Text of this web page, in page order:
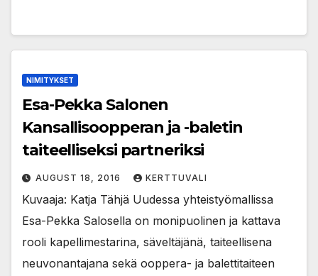
NIMITYKSET
Esa-Pekka Salonen
Kansallisoopperan ja -baletin
taiteelliseksi partneriksi
AUGUST 18, 2016 KERTTUVALI
Kuvaaja: Katja Tähjä Uudessa yhteistyömallissa
Esa-Pekka Salosella on monipuolinen ja kattava
rooli kapellimestarina, säveltäjänä, taiteellisena
neuvonantajana sekä ooppera- ja balettitaiteen